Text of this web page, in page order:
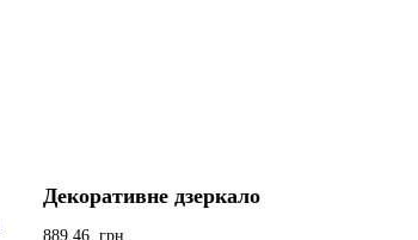
Декоративне дзеркало
889,46 грн